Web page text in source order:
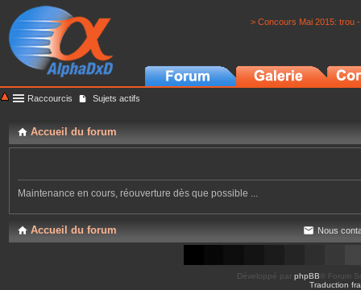
> Concours Mai 2015: trou
Raccourcis Sujets actifs
Accueil du forum
Maintenance en cours, réouverture dès que possible ...
Accueil du forum Nous
Développé par phpBB ® Forum
Traduction